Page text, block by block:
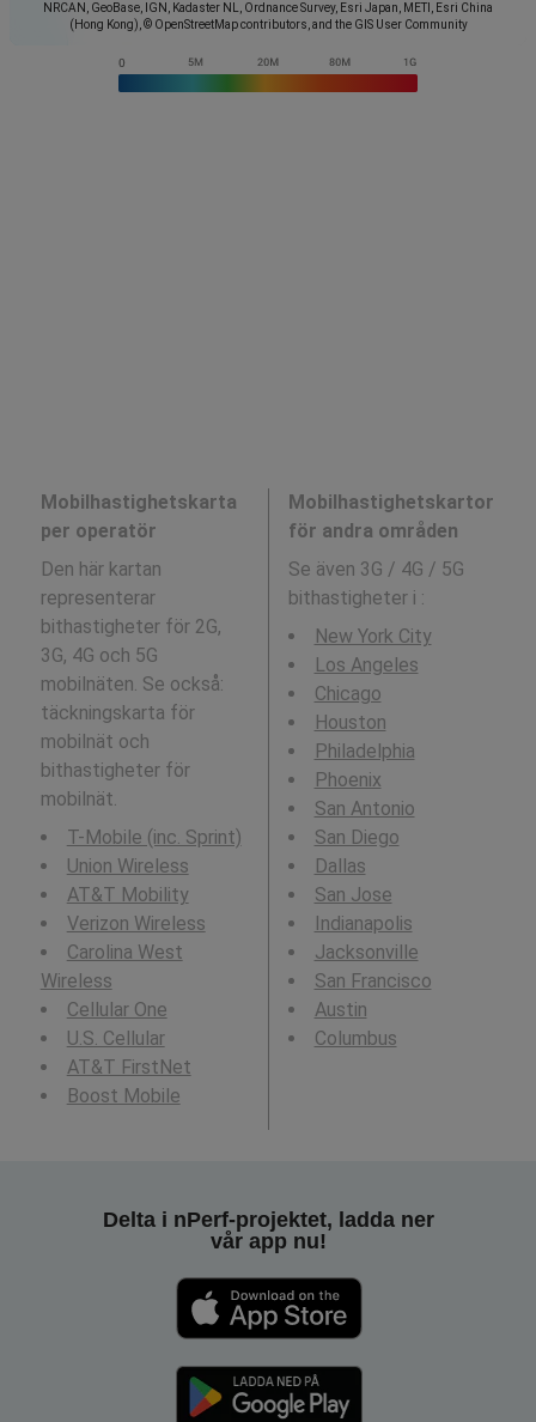
NRCAN, GeoBase, IGN, Kadaster NL, Ordnance Survey, Esri Japan, METI, Esri China
(Hong Kong), © OpenStreetMap contributors, and the GIS User Community
Mobilhastighetskarta
per operatör
Den här kartan
representerar
bithastigheter för 2G,
3G, 4G och 5G
mobilnäten. Se också:
täckningskarta för
mobilnät och
bithastigheter för
mobilnät.
T-Mobile (inc. Sprint)
Union Wireless
AT&T Mobility
Verizon Wireless
Carolina West
Wireless
Cellular One
U.S. Cellular
AT&T FirstNet
Boost Mobile
Mobilhastighetskartor
för andra områden
Se även 3G / 4G / 5G
bithastigheter i :
New York City
Los Angeles
Chicago
Houston
Philadelphia
Phoenix
San Antonio
San Diego
Dallas
San Jose
Indianapolis
Jacksonville
San Francisco
Austin
Columbus
Delta i nPerf-projektet, ladda ner
vår app nu!